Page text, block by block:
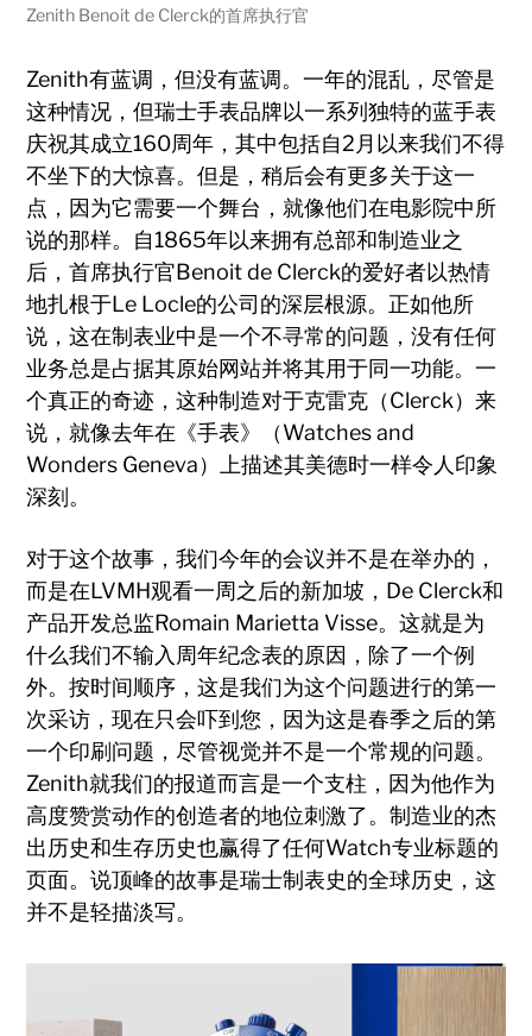
Zenith Benoit de Clerck的首席执行官
Zenith有蓝调，但没有蓝调。一年的混乱，尽管是
这种情况，但瑞士手表品牌以一系列独特的蓝手表
庆祝其成立160周年，其中包括自2月以来我们不得
不坐下的大惊喜。但是，稍后会有更多关于这一
点，因为它需要一个舞台，就像他们在电影院中所
说的那样。自1865年以来拥有总部和制造业之
后，首席执行官Benoit de Clerck的爱好者以热情
地扎根于Le Locle的公司的深层根源。正如他所
说，这在制表业中是一个不寻常的问题，没有任何
业务总是占据其原始网站并将其用于同一功能。一
个真正的奇迹，这种制造对于克雷克（Clerck）来
说，就像去年在《手表》（Watches and
Wonders Geneva）上描述其美德时一样令人印象
深刻。
对于这个故事，我们今年的会议并不是在举办的，
而是在LVMH观看一周之后的新加坡，De Clerck和
产品开发总监Romain Marietta Visse。这就是为
什么我们不输入周年纪念表的原因，除了一个例
外。按时间顺序，这是我们为这个问题进行的第一
次采访，现在只会吓到您，因为这是春季之后的第
一个印刷问题，尽管视觉并不是一个常规的问题。
Zenith就我们的报道而言是一个支柱，因为他作为
高度赞赏动作的创造者的地位刺激了。制造业的杰
出历史和生存历史也赢得了任何Watch专业标题的
页面。说顶峰的故事是瑞士制表史的全球历史，这
并不是轻描淡写。